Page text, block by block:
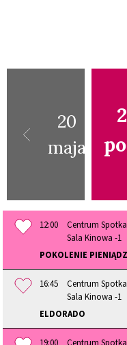
20
maja
12:00
Centrum
Sala Kinowa -1
POKOLENIE
16:45
Centrum
Sala Kinowa -1
ELDORADO
19:00
Centrum